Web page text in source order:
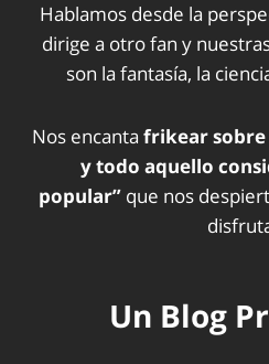
Hablamos desde la
dirige a otro fan y
son la fantasía, la
Nos encanta frikear sobre
y todo aquello
popular” que nos
Un Blog